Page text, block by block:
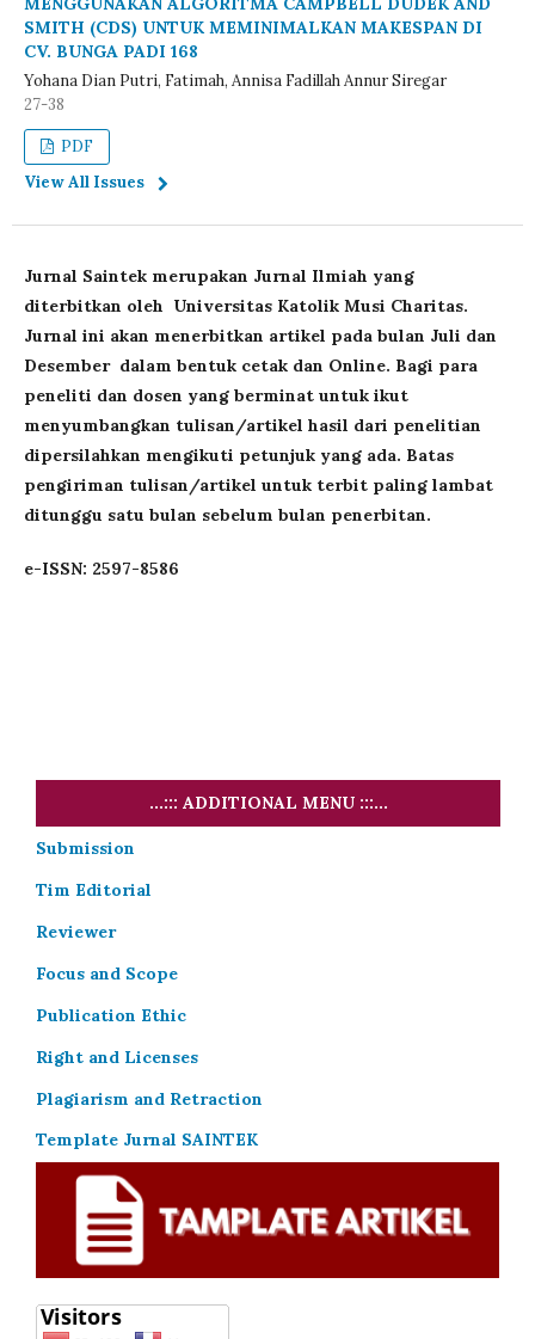
SMITH (CDS) UNTUK MEMINIMALKAN MAKESPAN DI
CV. BUNGA PADI 168
Yohana Dian Putri, Fatimah, Annisa Fadillah Annur Siregar
27-38
PDF
View All Issues
Jurnal Saintek merupakan Jurnal Ilmiah yang
diterbitkan oleh Universitas Katolik Musi Charitas.
Jurnal ini akan menerbitkan artikel pada bulan Juli dan
Desember dalam bentuk cetak dan Online. Bagi para
peneliti dan dosen yang berminat untuk ikut
menyumbangkan tulisan/artikel hasil dari penelitian
dipersilahkan mengikuti petunjuk yang ada. Batas
pengiriman tulisan/artikel untuk terbit paling lambat
ditunggu satu bulan sebelum bulan penerbitan.
e-ISSN: 2597-8586
...::: ADDITIONAL MENU :::...
Submission
Tim Editorial
Reviewer
Focus and Scope
Publication Ethic
Right and Licenses
Plagiarism and Retraction
Template Jurnal SAINTEK